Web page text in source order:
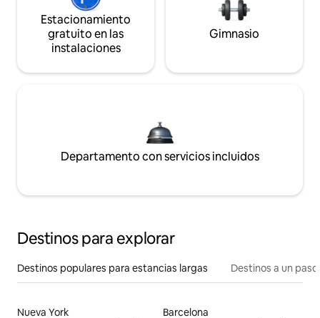
Estacionamiento
gratuito en las
instalaciones
Gimnasio
Departamento con servicios incluidos
Destinos para explorar
Destinos populares para estancias largas Destinos a un
Nueva York
Barcelona